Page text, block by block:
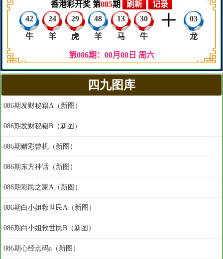
四九图库
086期发财秘籍A（新图）
086期发财秘籍B（新图）
086期赌彩曾机（新图）
086期东方神话（新图）
086期彩民之家A（新图）
086期白小姐救世民A（新图）
086期白小姐救世民B（新图）
086期心经点码a（新图）